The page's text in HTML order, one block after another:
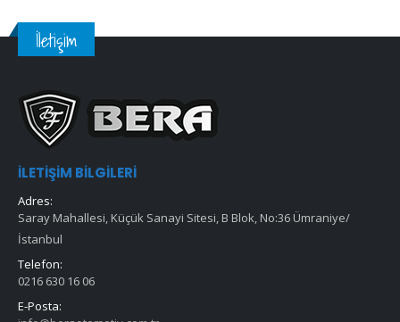
İletişim
İLETIŞIM BILGILERI
Adres:
Saray Mahallesi, Küçük Sanayi Sitesi, B Blok, No:36 Ümraniye/
İstanbul
Telefon:
0216 630 16 06
E-Posta: